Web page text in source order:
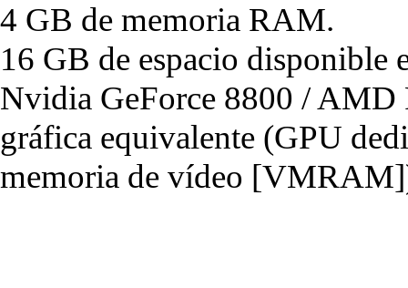
4 GB de memoria RAM.
16 GB de espacio disponible
Nvidia GeForce 8800 / AMD
gráfica equivalente (GPU
memoria de vídeo